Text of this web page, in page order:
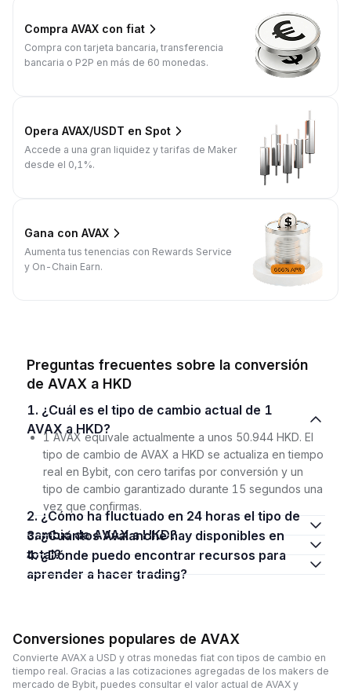
Compra AVAX con fiat
Compra con tarjeta bancaria, transferencia
bancaria o P2P en más de 60 monedas.
Opera AVAX/USDT en Spot
Accede a una gran liquidez y tarifas de Maker
desde el 0,1%.
Gana con AVAX
Aumenta tus tenencias con Rewards Service
y On-Chain Earn.
Preguntas frecuentes sobre la conversión
de AVAX a HKD
1. ¿Cuál es el tipo de cambio actual de 1
AVAX a HKD?
1 AVAX equivale actualmente a unos 50.944 HKD. El
tipo de cambio de AVAX a HKD se actualiza en tiempo
real en Bybit, con cero tarifas por conversión y un
tipo de cambio garantizado durante 15 segundos una
vez que confirmas.
2. ¿Cómo ha fluctuado en 24 horas el tipo de
cambio de AVAX a HKD?
3. ¿Cuántos Avalanche hay disponibles en
total?
4. ¿Dónde puedo encontrar recursos para
aprender a hacer trading?
Conversiones populares de AVAX
Convierte AVAX a USD y otras monedas fiat con tipos de cambio en
tiempo real. Gracias a las cotizaciones agregadas de los makers de
mercado de Bybit, puedes consultar el valor actual de AVAX y